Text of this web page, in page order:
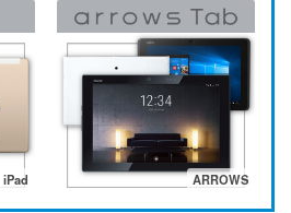
iPad ARROWS